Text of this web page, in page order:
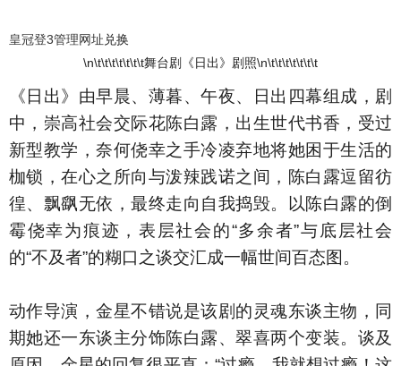
皇冠登3管理网址 兑换
\n\t\t\t\t\t\t\t舞台剧《日出》剧照\n\t\t\t\t\t\t\t
《日出》由早晨、薄暮、午夜、日出四幕组成，剧
中，崇高社会交际花陈白露，出生世代书香，受过
新型教学，奈何侥幸之手冷凌弃地将她困于生活的
枷锁，在心之所向与泼辣践诺之间，陈白露逗留彷
徨、飘飖无依，最终走向自我捣毁。以陈白露的倒
霉侥幸为痕迹，表层社会的“多余者”与底层社会
的“不及者”的糊口之谈交汇成一幅世间百态图。
动作导演，金星不错说是该剧的灵魂东谈主物，同
期她还一东谈主分饰陈白露、翠喜两个变装。谈及